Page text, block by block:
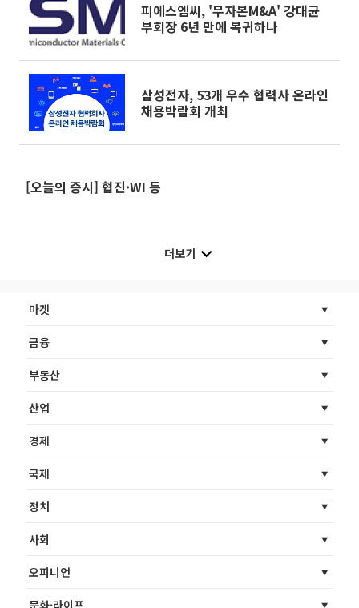
피에스엠씨, '무자본M&A' 강대균
부회장 6년 만에 복귀하나
삼성전자, 53개 우수 협력사 온라인
채용박람회 개최
[오늘의 증시] 협진·WI 등
더보기
마켓
금융
부동산
산업
경제
국제
정치
사회
오피니언
문화·라이프